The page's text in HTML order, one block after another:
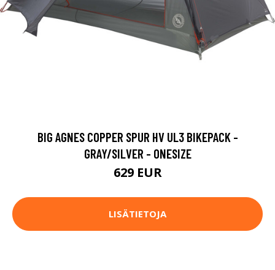
BIG AGNES COPPER SPUR HV UL3 BIKEPACK -
GRAY/SILVER - ONESIZE
629 EUR
LISÄTIETOJA